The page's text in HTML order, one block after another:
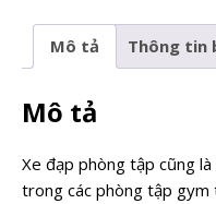
Mô tả Thông tin
Mô tả
Xe đạp phòng tập cũng
trong các phòng tập